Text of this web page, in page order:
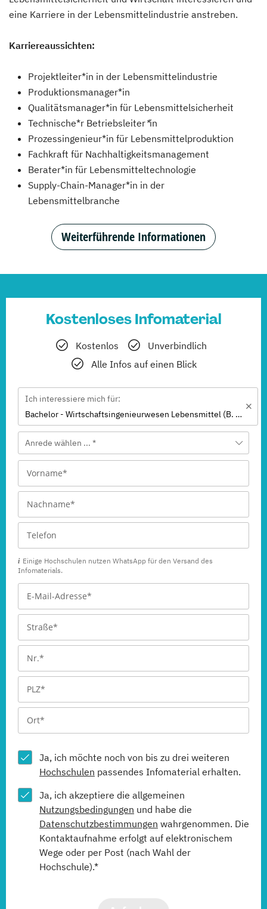
eine Karriere in der Lebensmittelindustrie anstreben.
Karriereaussichten:
Projektleiter*in in der Lebensmittelindustrie
Produktionsmanager*in
Qualitätsmanager*in für Lebensmittelsicherheit
Technische*r Betriebsleiter*in
Prozessingenieur*in für Lebensmittelproduktion
Fachkraft für Nachhaltigkeitsmanagement
Berater*in für Lebensmitteltechnologie
Supply-Chain-Manager*in in der
Lebensmittelbranche
Weiterführende Informationen
Kostenloses Infomaterial
Kostenlos
Unverbindlich
Alle Infos auf einen Blick
Ich interessiere mich für:
Bachelor - Wirtschaftsingenieurwesen Lebensmittel (B. Eng.) 6 oder 7 Semester
Anrede wählen ... *
Einige Hochschulen nutzen WhatsApp für den Versand des
Infomaterials.
Ja, ich möchte noch von bis zu drei weiteren
Hochschulen passendes Infomaterial erhalten.
Ja, ich akzeptiere die allgemeinen
Nutzungsbedingungen und habe die
Datenschutzbestimmungen wahrgenommen. Die
Kontaktaufnahme erfolgt auf elektronischem
Wege oder per Post (nach Wahl der
Hochschule).*